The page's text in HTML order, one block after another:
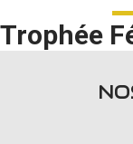
RÉSULTATS
PHOTOS /
Trophée